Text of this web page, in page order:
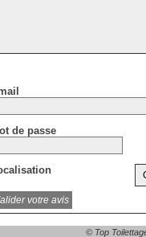
de passe
© Top